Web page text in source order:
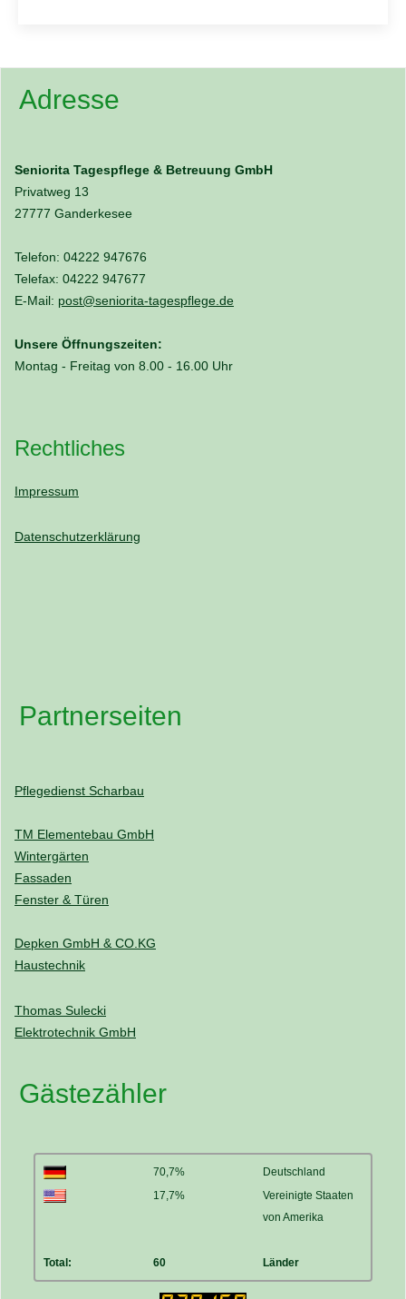
Adresse
Seniorita Tagespflege & Betreuung GmbH
Privatweg 13
27777 Ganderkesee
Telefon: 04222 947676
Telefax: 04222 947677
E-Mail: post@seniorita-tagespflege.de
Unsere Öffnungszeiten:
Montag - Freitag von 8.00 - 16.00 Uhr
Rechtliches
Impressum
Datenschutzerklärung
Partnerseiten
Pflegedienst Scharbau
TM Elementebau GmbH
Wintergärten
Fassaden
Fenster & Türen
Depken GmbH & CO.KG
Haustechnik
Thomas Sulecki
Elektrotechnik GmbH
Gästezähler
70,7%
Deutschland
17,7%
Vereinigte Staaten
von Amerika
Total: 60 Länder